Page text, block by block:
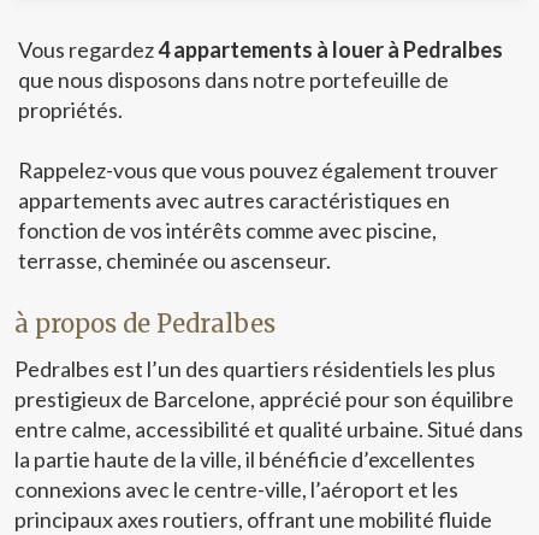
référence des loyers n'est applicable à ce bien.Aucun
contrat de location de logement n'a été enregistré au
cours des 5 dernières années.Ce propriétaire est
considéré comme un grand détenteur immobilier.Ce bien
superficie et/ou de son loyer et, conformément à la loi
espagnole sur les baux urbains (LAU), l'indice étatique de
référence des loyers ne s'applique pas. Cédula de
habitabilidad: CHB05263815*** Se omiten los últimos
tres dígitos para preservar el uso correcto de la
solicitud de los interesados.
Vous regardez4 appartements à louer à Pedralbes
que nous disposons dans notre portefeuille de
propriétés.
Rappelez-vous que vous pouvez également trouver
appartements avec autres caractéristiques en
fonction de vos intérêts comme avec piscine,
terrasse, cheminée ou ascenseur.
à propos de Pedralbes
Pedralbes est l’un des quartiers résidentiels les plus
prestigieux de Barcelone, apprécié pour son équilibre
entre calme, accessibilité et qualité urbaine. Situé dans
la partie haute de la ville, il bénéficie d’excellentes
connexions avec le centre-ville, l’aéroport et les
principaux axes routiers, offrant une mobilité fluide